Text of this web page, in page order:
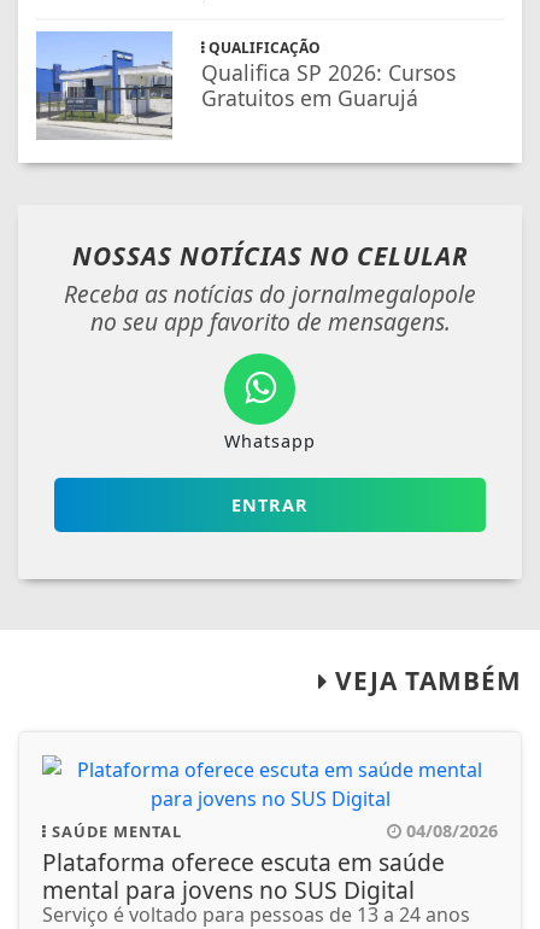
QUALIFICAÇÃO
Qualifica SP 2026: Cursos
Gratuitos em Guarujá
NOSSAS NOTÍCIAS NO CELULAR
Receba as notícias do jornalmegalopole
no seu app favorito de mensagens.
Whatsapp
ENTRAR
VEJA TAMBÉM
SAÚDE MENTAL 04/08/2026
Plataforma oferece escuta em saúde
mental para jovens no SUS Digital
Serviço é voltado para pessoas de 13 a 24 anos